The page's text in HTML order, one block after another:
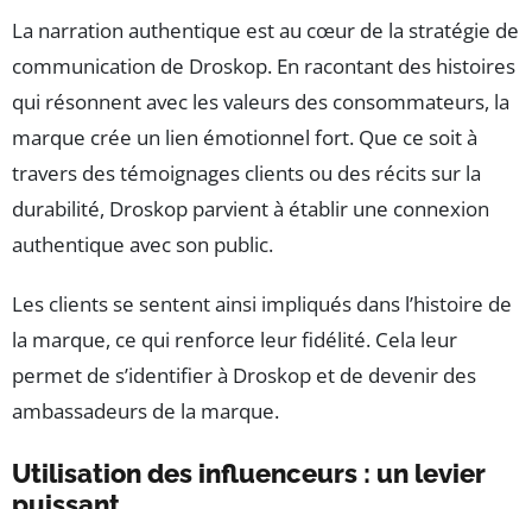
La narration authentique est au cœur de la stratégie de
communication de Droskop. En racontant des histoires
qui résonnent avec les valeurs des consommateurs, la
marque crée un lien émotionnel fort. Que ce soit à
travers des témoignages clients ou des récits sur la
durabilité, Droskop parvient à établir une connexion
authentique avec son public.
Les clients se sentent ainsi impliqués dans l’histoire de
la marque, ce qui renforce leur fidélité. Cela leur
permet de s’identifier à Droskop et de devenir des
ambassadeurs de la marque.
Utilisation des influenceurs : un levier